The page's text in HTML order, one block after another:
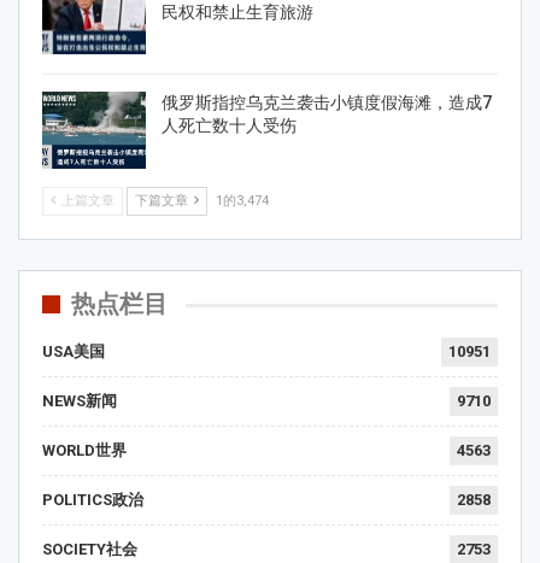
民权和禁止生育旅游
俄罗斯指控乌克兰袭击小镇度假海滩，造成7
人死亡数十人受伤
上篇文章 下篇文章 1的3,474
热点栏目
USA美国 10951
NEWS新闻 9710
WORLD世界 4563
POLITICS政治 2858
SOCIETY社会 2753